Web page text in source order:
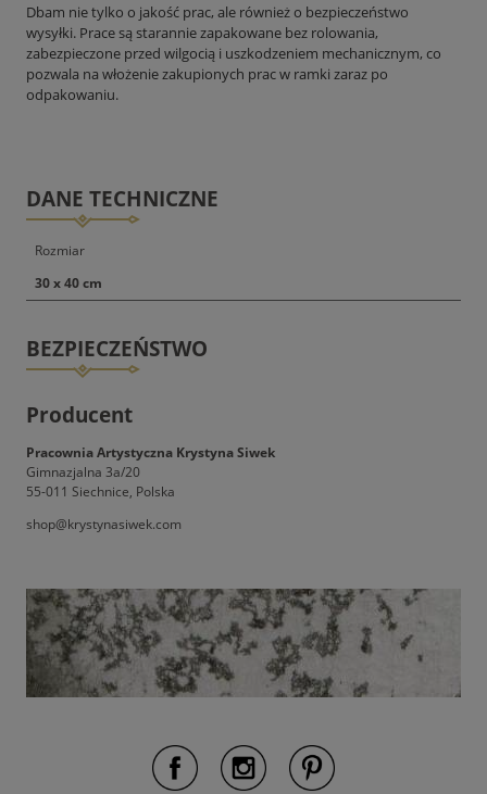
Dbam nie tylko o jakość prac, ale również o bezpieczeństwo
wysyłki. Prace są starannie zapakowane bez rolowania,
zabezpieczone przed wilgocią i uszkodzeniem mechanicznym, co
pozwala na włożenie zakupionych prac w ramki zaraz po
odpakowaniu.
DANE TECHNICZNE
Rozmiar
30 x 40 cm
BEZPIECZEŃSTWO
Producent
Pracownia Artystyczna Krystyna Siwek
Gimnazjalna 3a/20
55-011 Siechnice, Polska
shop@krystynasiwek.com